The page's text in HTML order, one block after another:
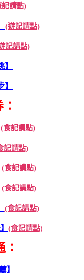
記請點)
(遊記請點)
記請點)
】
】
(食記請點)
記請點)
(食記請點)
(食記請點)
(食記請點)
(食記請點)
】